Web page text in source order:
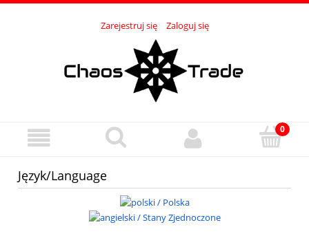
Zarejestruj się Zaloguj się
Język/Language